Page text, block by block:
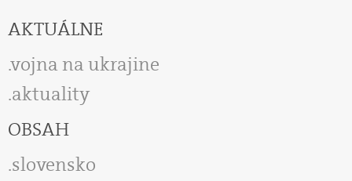
AKTUÁLNE
vojna na ukrajine
aktuality
OBSAH
slovensko